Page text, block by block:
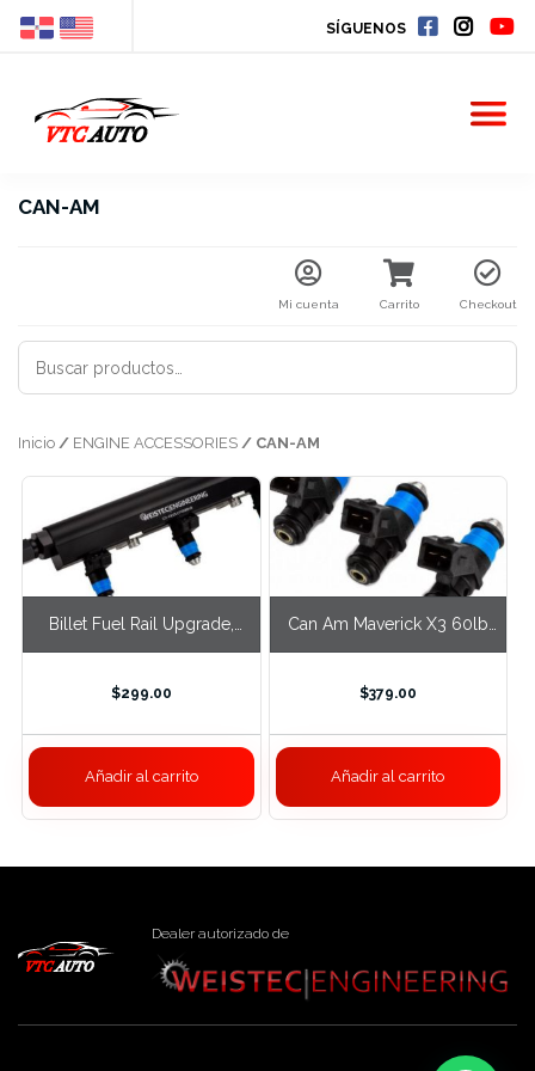
SÍGUENOS
CAN-AM
BUSCAR
POR:
Mi cuenta Carrito Checkout
Inicio / ENGINE ACCESSORIES / CAN-AM
Billet Fuel Rail Upgrade,
$299.00
Añadir al carrito
Can Am Maverick X3 60lb
$379.00
Añadir al carrito
Dealer autorizado de